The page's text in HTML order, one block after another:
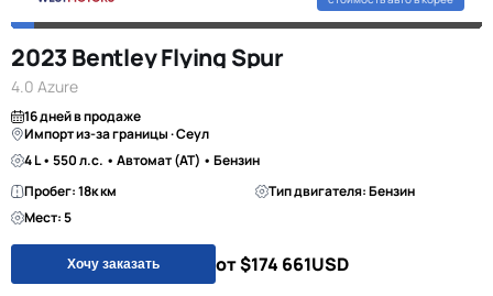
2023 Bentley Flying Spur
4.0 Azure
16 дней в продаже
Импорт из-за границы · Сеул
4 L • 550 л.с. • Автомат (AT) • Бензин
Пробег: 18к км
Тип двигателя: Бензин
Мест: 5
Хочу заказать от $174 661USD